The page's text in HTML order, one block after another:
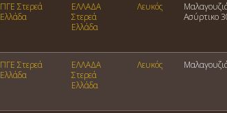
ΠΓΕ Στερεά
Ελλάδα
ΕΛΛΑΔΑ
Στερεά
Ελλάδα
Λευκός
Ασύρτικο
ΠΓΕ Στερεά
Ελλάδα
ΕΛΛΑΔΑ
Στερεά
Ελλάδα
Λευκός